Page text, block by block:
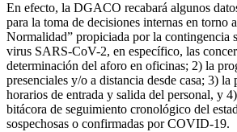
En efecto, la DGACO recabará algunos
para la toma de decisiones internas en torno
Normalidad” propiciada por la contingencia
virus SARS-CoV-2, en específico, las
determinación del aforo en oficinas; 2) la
presenciales y/o a distancia desde casa; 3) la
horarios de entrada y salida del personal, y
bitácora de seguimiento cronológico del
sospechosas o confirmadas por COVID-19.